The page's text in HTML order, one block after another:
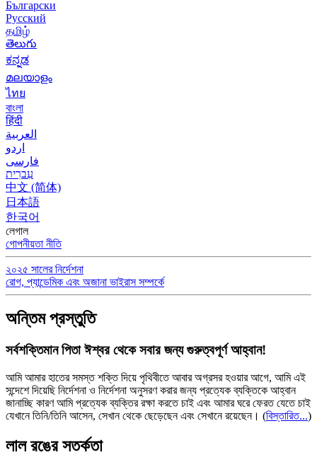
Български
Русский
தமிழ்
తెలుగు
ಕನ್ನಡ
മലയാളം
ไทย
বাংলা
हिंदी
العربية
اردو
فارسی
עִברִית
中文 (简体)
日本語
한국어
লেগাল
গোপনীয়তা নীতি
২০২৫ সালের নির্দেশনা
রোগ, প্যান্ডেমিক এবং অজানা ভাইরাস সম্পর্কে
অন্তিম প্রস্তুতি
সর্বশক্তিমান পিতা ঈশ্বর থেকে সবার জন্য গুরুত্বপূর্ণ আহ্বান!
আমি আমার হাতের সমস্ত শক্তি দিয়ে পৃথিবীতে আবার অগ্রসর হওয়ার আগে, আমি এই
সন্দেশে দিয়েছি নির্দেশনা ও নির্দেশনা অনুসরণ করার জন্য প্রত্যেক ব্যক্তিকে আহ্বান
জানাচ্ছি কারণ আমি প্রত্যেক ব্যক্তির রক্ষা করতে চাই এবং আমার ঘরে ফেরত যেতে চাই
যেখানে তিনি/তিনি আসেন, সেখান থেকে ছেড়েছেন এবং সেখানে রয়েছেন। (বিস্তারিত...)
লাল রঙের সতর্কতা